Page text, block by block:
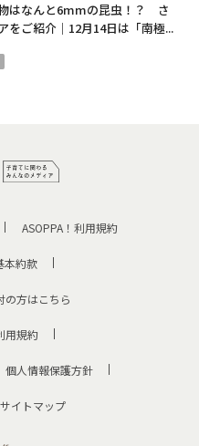
はなんと6mmの昆虫！？ さ
をご紹介｜12月14日は「南極...
ASOPPA！利用規約
本約款
の方はこちら
用規約
個人情報保護方針
サイトマップ